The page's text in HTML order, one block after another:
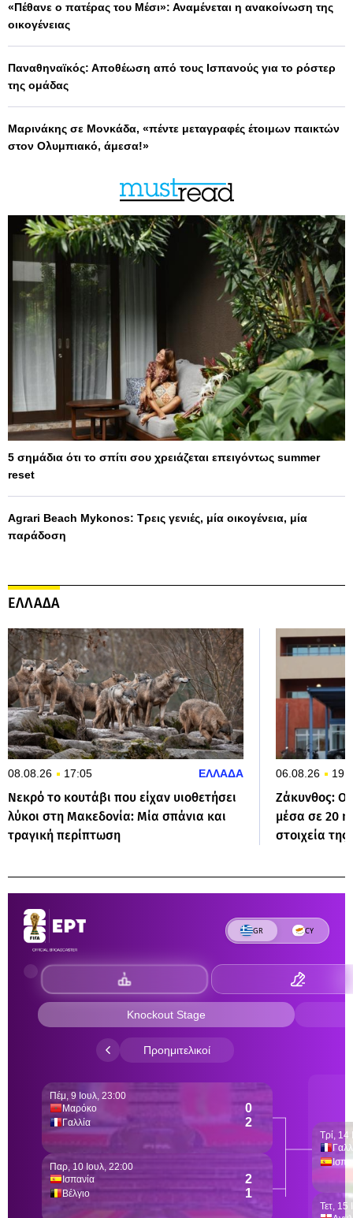
«Πέθανε ο πατέρας του Μέσι»: Αναμένεται η ανακοίνωση της
οικογένειας
Παναθηναϊκός: Αποθέωση από τους Ισπανούς για το ρόστερ
της ομάδας
Μαρινάκης σε Μονκάδα, «πέντε μεταγραφές έτοιμων παικτών
στον Ολυμπιακό, άμεσα!»
5 σημάδια ότι το σπίτι σου χρειάζεται επειγόντως summer
reset
Agrari Beach Mykonos: Τρεις γενιές, μία οικογένεια, μία
παράδοση
ΕΛΛΑΔΑ
08.08.26 17:05 ΕΛΛΑΔΑ
Νεκρό το κουτάβι που είχαν υιοθετήσει
λύκοι στη Μακεδονία: Μία σπάνια και
τραγική περίπτωση
06.08.26
Ζάκυνθος:
μέσα σε 20
στοιχεία